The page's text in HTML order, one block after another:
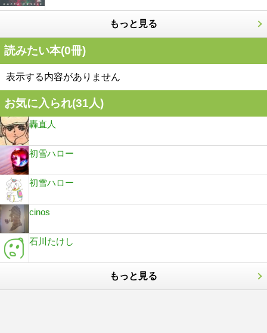
もっと見る
読みたい本(0冊)
表示する内容がありません
お気に入られ(31人)
轟直人
初雪ハロー
初雪ハロー
cinos
石川たけし
もっと見る